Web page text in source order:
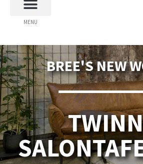
MENU
BREE'S NEW